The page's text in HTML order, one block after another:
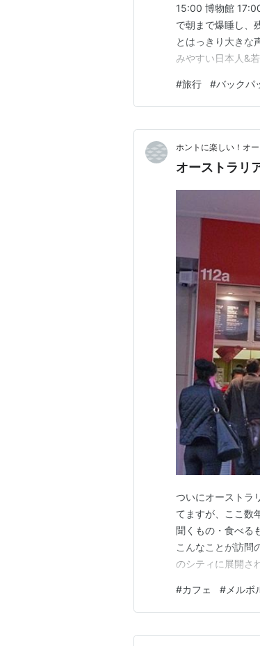
15:00 博物館
で朝まで爆睡し、
とはっきり大きな
みやすい日本人&
り方を実践した。
#旅行 #バックパ
ホントに楽しい！オ
オーストラリ
ついにオーストラ
てますが、ここ数
聞くもの・食べる
こんなことが訪問
のシティに展開さ
が）。 といっても
トールへ、最近で
#カフェ # メルボ